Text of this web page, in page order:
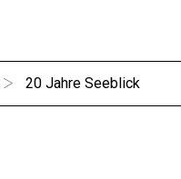
20 Jahre Seeblick